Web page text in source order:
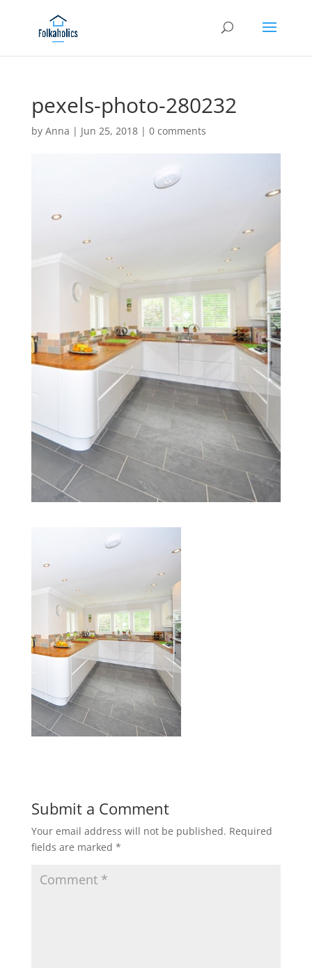
pexels-photo-280232
by Anna | Jun 25, 2018| 0 comments
Submit a Comment
Your email address will not be published. Required
fields are marked *